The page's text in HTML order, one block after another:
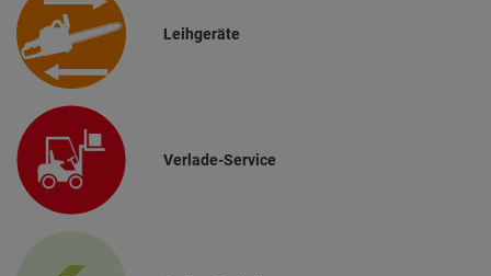
Leihgeräte
Verlade-Service